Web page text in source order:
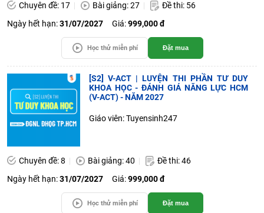
Chuyên đề: 17 Bài giảng: 27
Đề thi: 56
Ngày hết hạn:31/07/2027 Giá:999,000 đ
Học thử miễn phí Đặt mua
[S2] V-ACT | LUYỆN THI PHẦN TƯ DUY
KHOA HỌC - ĐÁNH GIÁ NĂNG LỰC HCM
(V-ACT) - NĂM 2027
Giáo viên: Tuyensinh247
Chuyên đề: 8 Bài giảng: 40
Đề thi: 46
Ngày hết hạn:31/07/2027 Giá:999,000 đ
Học thử miễn phí Đặt mua